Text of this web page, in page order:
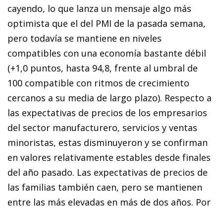
cayendo, lo que lanza un mensaje algo más
optimista que el del PMI de la pasada semana,
pero todavía se mantiene en niveles
compatibles con una economía bastante débil
(+1,0 puntos, hasta 94,8, frente al umbral de
100 compatible con ritmos de crecimiento
cercanos a su media de largo plazo). Respecto a
las expectativas de precios de los empresarios
del sector manufacturero, servicios y ventas
minoristas, estas disminuyeron y se confirman
en valores relativamente estables desde finales
del año pasado. Las expectativas de precios de
las familias también caen, pero se mantienen
entre las más elevadas en más de dos años. Por